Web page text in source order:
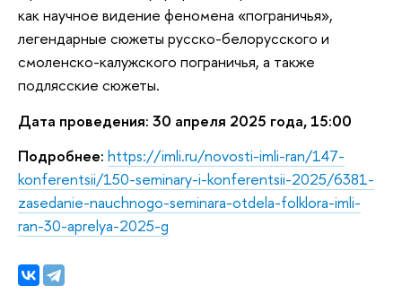
как научное видение феномена «пограничья»,
легендарные сюжеты русско-белорусского и
смоленско-калужского пограничья, а также
подлясские сюжеты.
Дата проведения: 30 апреля 2025 года, 15:00
Подробнее: https://imli.ru/novosti-imli-ran/147-
konferentsii/150-seminary-i-konferentsii-2025/6381-
zasedanie-nauchnogo-seminara-otdela-folklora-imli-
ran-30-aprelya-2025-g